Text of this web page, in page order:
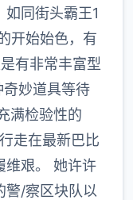
同街头霸王1
开始始色，有
有非常丰富型
妙道具等待
满检验性的
走在最新巴比
维艰。 她许许
警/察区块队以